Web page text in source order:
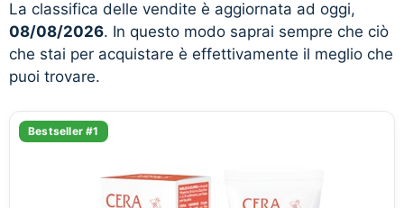
La classifica delle vendite è aggiornata ad oggi,
08/08/2026. In questo modo saprai sempre che ciò
che stai per acquistare è effettivamente il meglio che
puoi trovare.
Bestseller #1